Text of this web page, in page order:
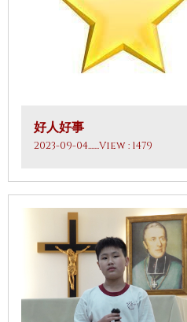
好人好事
2023-09-04.......View : 1479